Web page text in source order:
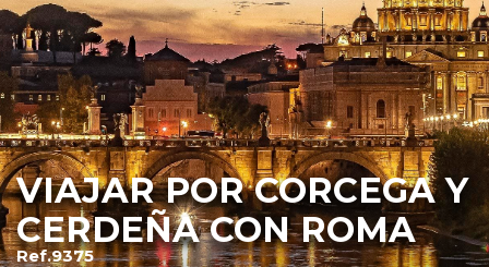
VIAJAR POR CORCEGA Y
CERDEÑA CON ROMA
Ref.9375